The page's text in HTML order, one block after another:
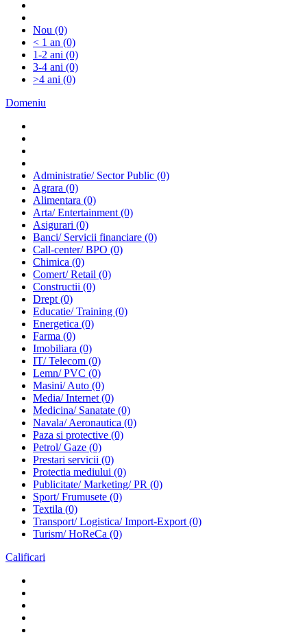
Nou (0)
< 1 an (0)
1-2 ani (0)
3-4 ani (0)
>4 ani (0)
Domeniu
Administratie/ Sector Public (0)
Agrara (0)
Alimentara (0)
Arta/ Entertainment (0)
Asigurari (0)
Banci/ Servicii financiare (0)
Call-center/ BPO (0)
Chimica (0)
Comert/ Retail (0)
Constructii (0)
Drept (0)
Educatie/ Training (0)
Energetica (0)
Farma (0)
Imobiliara (0)
IT/ Telecom (0)
Lemn/ PVC (0)
Masini/ Auto (0)
Media/ Internet (0)
Medicina/ Sanatate (0)
Navala/ Aeronautica (0)
Paza si protective (0)
Petrol/ Gaze (0)
Prestari servicii (0)
Protectia mediului (0)
Publicitate/ Marketing/ PR (0)
Sport/ Frumusete (0)
Textila (0)
Transport/ Logistica/ Import-Export (0)
Turism/ HoReCa (0)
Calificari